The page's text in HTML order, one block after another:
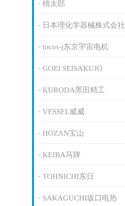
桃太郎
日本理化学器械株式会社
tocos-j东京宇宙电机
GOEI SEISAKUJO
KURODA黑田精工
VESSEL威威
HOZAN宝山
KEIBA马牌
TOHNICHI东日
SAKAGUCHI坂口电热